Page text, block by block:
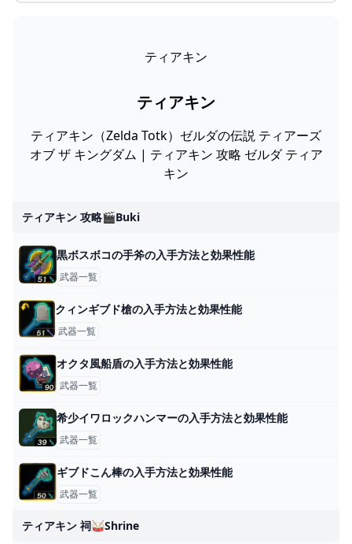
ティアキン
ティアキン
ティアキン（Zelda Totk）ゼルダの伝説 ティアーズ
オブ ザ キングダム | ティアキン 攻略 ゼルダ ティア
キン
ティアキン 攻略🎬buki
黒ボスボコの手斧の入手方法と効果性能
武器一覧
クィンギブド槍の入手方法と効果性能
武器一覧
オクタ風船盾の入手方法と効果性能
武器一覧
希少イワロックハンマーの入手方法と効果性能
武器一覧
ギブドこん棒の入手方法と効果性能
武器一覧
ティアキン 祠🥁shrine